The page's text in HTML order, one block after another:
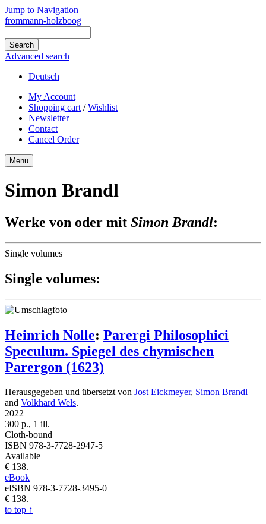
Jump to Navigation
frommann-holzboog
Advanced search
Deutsch
My Account
Shopping cart /Wishlist
Newsletter
Contact
Cancel Order
Menu
Simon Brandl
Werke von oder mit Simon Brandl:
Single volumes
Single volumes:
Heinrich Nolle: Parergi Philosophici
Speculum. Spiegel des chymischen
Parergon (1623)
Herausgegeben und übersetzt von Jost Eickmeyer, Simon Brandl
and Volkhard Wels.
2022
300 p., 1 ill.
Cloth-bound
ISBN 978-3-7728-2947-5
Available
€ 138.–
eBook
eISBN 978-3-7728-3495-0
€ 138.–
to top ↑